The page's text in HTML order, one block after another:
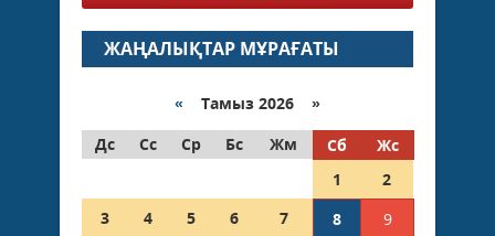
ЖАҢАЛЫҚТАР МҰРАҒАТЫ
« Тамыз 2026 »
Дс
Сс Ср Бс Жм Сб
Жс
1
2
3
4 5 6 7 8
9